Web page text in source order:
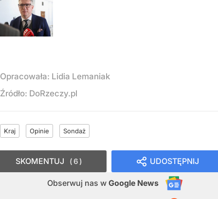
Opracowała: Lidia Lemaniak
Źródło: DoRzeczy.pl
Kraj Opinie Sondaż
UDOSTĘPNIJ
Obserwuj nas w Google News
SKOMENTUJ 6